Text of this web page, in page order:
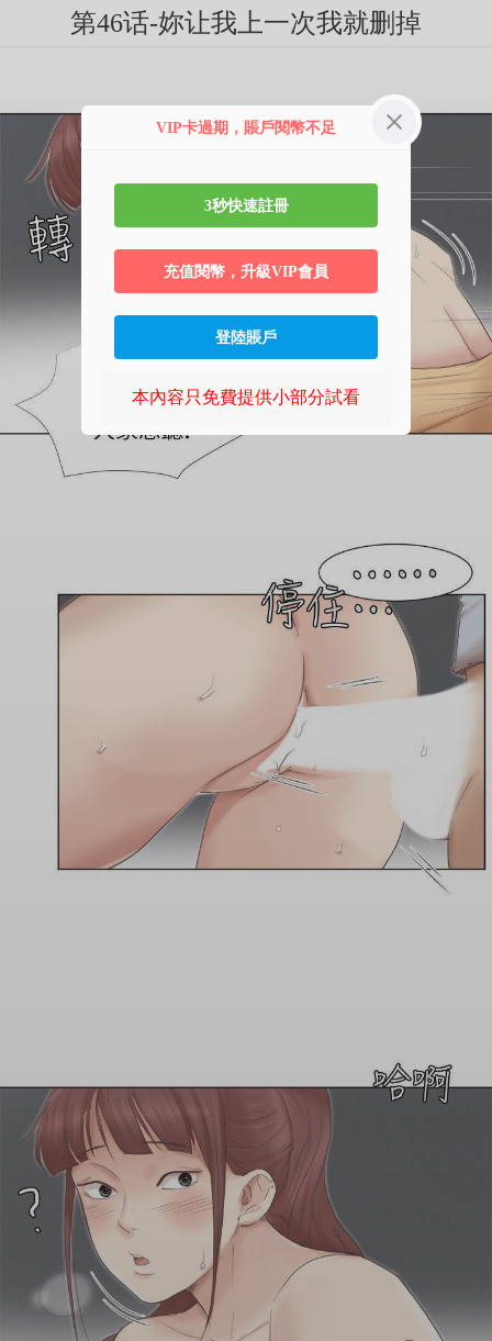
第46话-妳让我上一次我就删掉
VIP卡過期，賬戶閱幣不足
3秒快速註冊
充值閱幣，升級VIP會員
登陸賬戶
本內容只免費提供小部分試看